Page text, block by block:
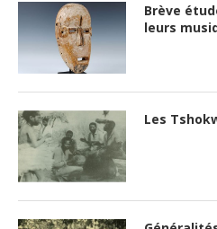
Brève
leurs
Les